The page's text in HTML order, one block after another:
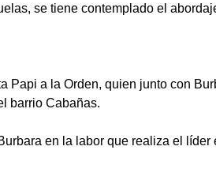
se tiene contemplado el
Papi a la Orden, quien junto con
barrio Cabañas.
en la labor que realiza el